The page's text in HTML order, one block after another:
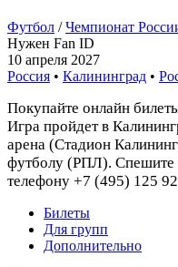
Футбол /Чемпионат
Нужен Fan ID
10 апреля 2027
Россия • Калининград •
Покупайте онлайн
Игра пройдет в
арена (Стадион
футболу (РПЛ). Спешите
телефону +7 (495) 125
Билеты
Для групп
Дополнительно